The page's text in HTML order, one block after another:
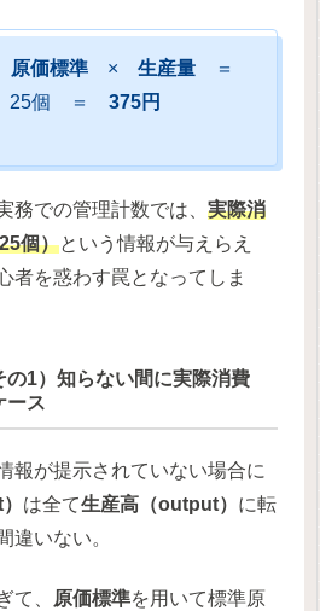
原価標準 ×生産量 ＝
25個 ＝375円
務での管理計数では、実際消
個）という情報が与えらえ
者を惑わす罠となってしま
1）知らない間に実際消費
ース
報が提示されていない場合に
は全て生産高（output） に転
違いない。
て、 原価標準を用いて標準原